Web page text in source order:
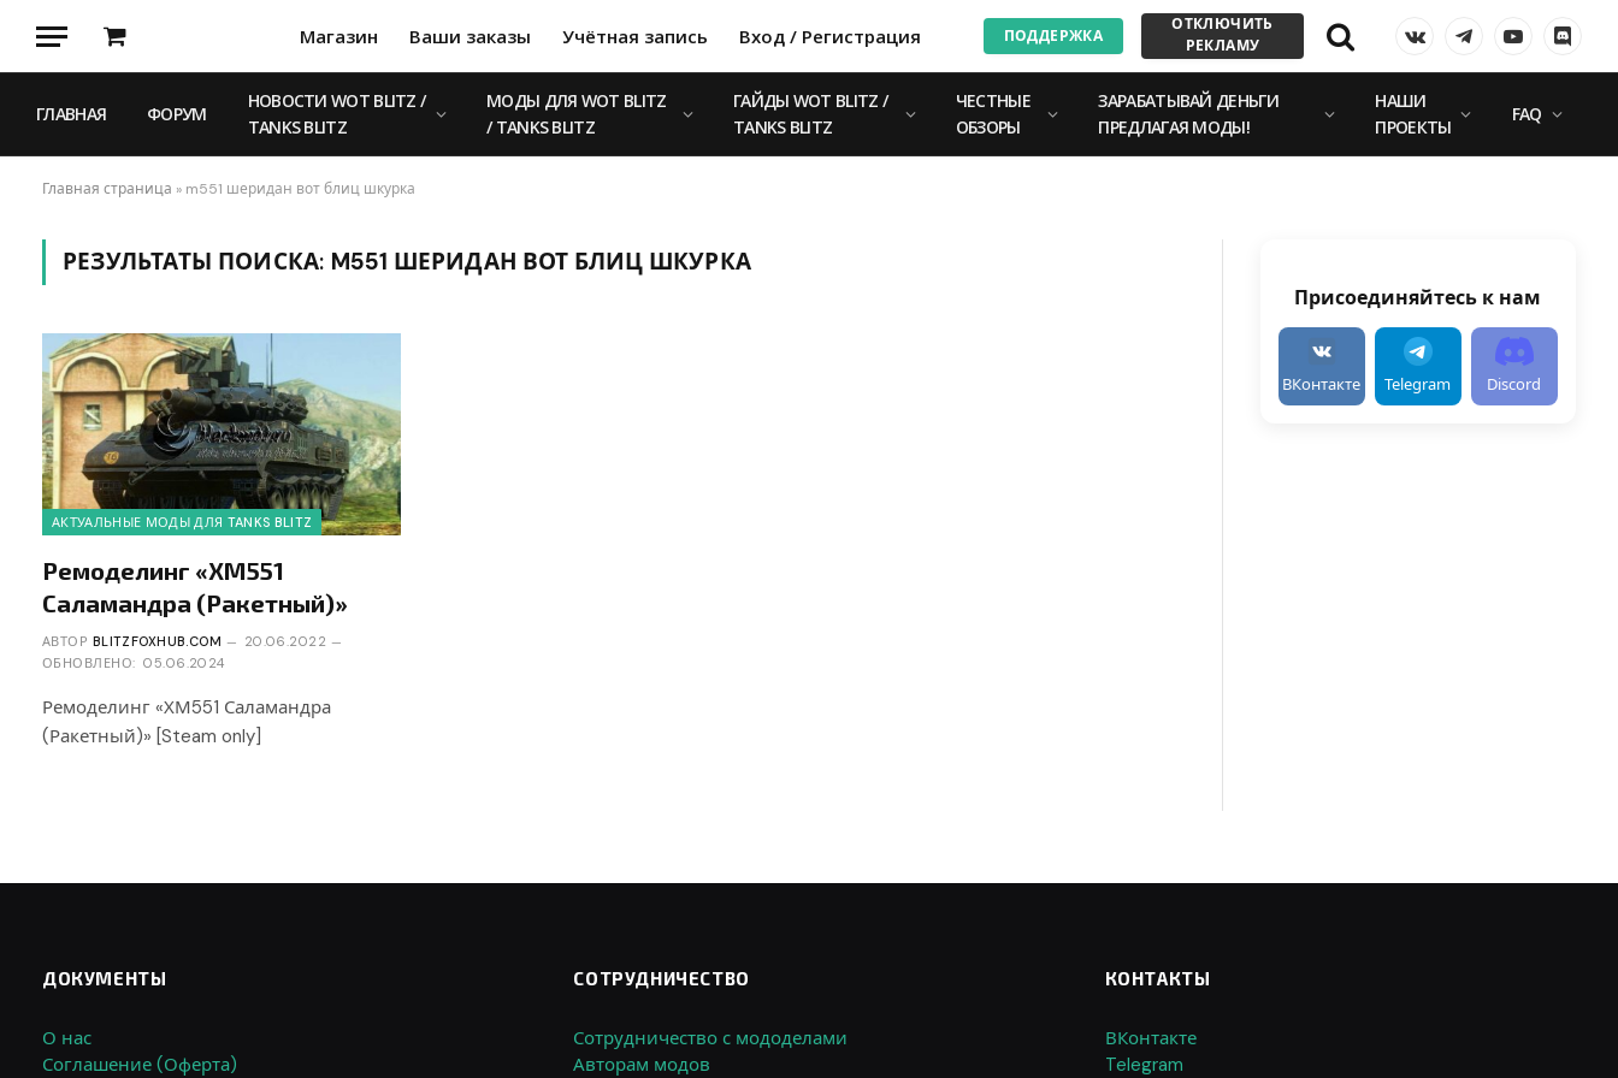
Корзина
Магазин Ваши заказы Учётная запись Вход / Регистрация ПОДДЕРЖКА
ОТКЛЮЧИТЬ
РЕКЛАМУ
VKontakteTelegramYouTube
ГЛАВНАЯ ФОРУМ
НОВОСТИ WOT BLITZ /
TANKS BLITZ
МОДЫ ДЛЯ WOT BLITZ
/ TANKS BLITZ
ГАЙДЫ WOT BLITZ /
TANKS BLITZ
ЧЕСТНЫЕ
ОБЗОРЫ
ЗАРАБАТЫВАЙ ДЕНЬГИ
ПРЕДЛАГАЯ МОДЫ!
НАШИ
ПРОЕКТЫ
FAQ
Главная страница » m551 шеридан вот блиц шкурка
РЕЗУЛЬТАТЫ ПОИСКА: M551 ШЕРИДАН ВОТ БЛИЦ ШКУРКА
АКТУАЛЬНЫЕ МОДЫ ДЛЯ TANKS BLITZ
Ремоделинг «ХМ551
Саламандра (Ракетный)»
АВТОР BLITZFOXHUB.COM
20.06.2022
ОБНОВЛЕНО: 05.06.2024
Ремоделинг «ХМ551 Саламандра
(Ракетный)» [Steam only]
Присоединяйтесь к нам
ВКонтакте Telegram Discord
ДОКУМЕНТЫ
О нас
Соглашение (Оферта)
СОТРУДНИЧЕСТВО
Сотрудничество с мододелами
Авторам модов
КОНТАКТЫ
ВКонтакте
Telegram